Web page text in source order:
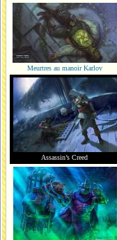
Meurtres au manoir Karlov
Assassin’s Creed